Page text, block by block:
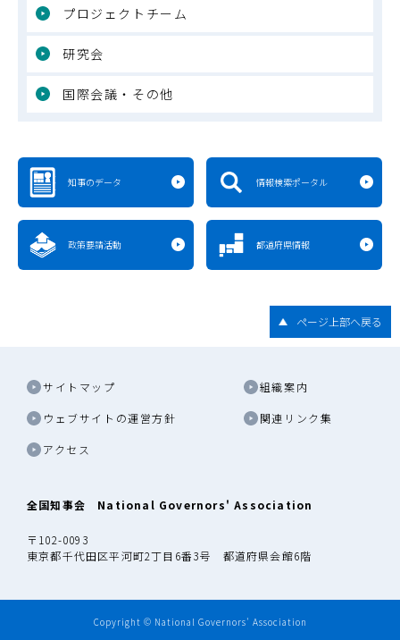
プロジェクトチーム
研究会
国際会議・その他
知事のデータ 情報検索ポータル
政策要請活動 都道府県情報
ページ上部へ戻る
サイトマップ 組織案内
ウェブサイトの運営方針 関連リンク集
アクセス
全国知事会 National Governors' Association
〒102-0093
東京都千代田区平河町2丁目6番3号 都道府県会館6階
Copyright © National Governors' Association